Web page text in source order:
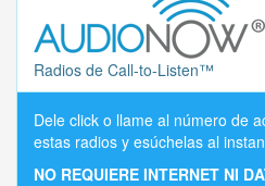
Radios de Call-to-Listen™
Dele click o llame al número de
estas radios y esúchelas al
NO REQUIERE INTERNET NI